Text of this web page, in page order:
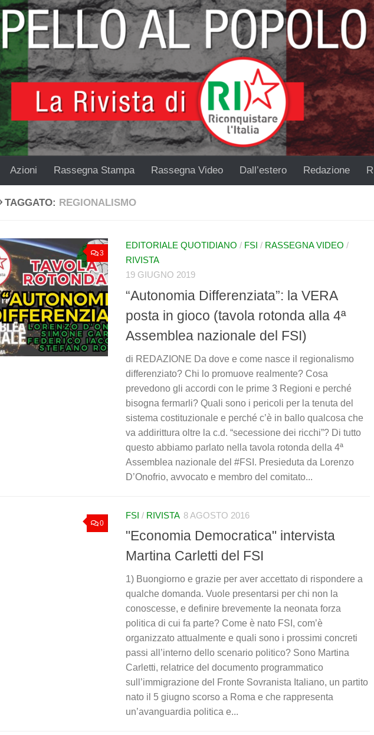
Azioni Rassegna Stampa Rassegna Video Dall’estero Redazione RI
TAGGATO: REGIONALISMO
3
EDITORIALE QUOTIDIANO / FSI / RASSEGNA VIDEO /
RIVISTA
19 GIUGNO 2019
“Autonomia Differenziata”: la VERA
posta in gioco (tavola rotonda alla 4ª
Assemblea nazionale del FSI)
di REDAZIONE Da dove e come nasce il regionalismo
differenziato? Chi lo promuove realmente? Cosa
prevedono gli accordi con le prime 3 Regioni e perché
bisogna fermarli? Quali sono i pericoli per la tenuta del
sistema costituzionale e perché c’è in ballo qualcosa che
va addirittura oltre la c.d. “secessione dei ricchi”? Di tutto
questo abbiamo parlato nella tavola rotonda della 4ª
Assemblea nazionale del #FSI. Presieduta da Lorenzo
D’Onofrio, avvocato e membro del comitato...
0
FSI / RIVISTA 8 AGOSTO 2016
"Economia Democratica" intervista
Martina Carletti del FSI
1) Buongiorno e grazie per aver accettato di rispondere a
qualche domanda. Vuole presentarsi per chi non la
conoscesse, e definire brevemente la neonata forza
politica di cui fa parte? Come è nato FSI, com’è
organizzato attualmente e quali sono i prossimi concreti
passi all’interno dello scenario politico? Sono Martina
Carletti, relatrice del documento programmatico
sull’immigrazione del Fronte Sovranista Italiano, un partito
nato il 5 giugno scorso a Roma e che rappresenta
un’avanguardia politica e...